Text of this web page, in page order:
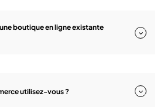
boutique en ligne existante
utilisez-vous ?